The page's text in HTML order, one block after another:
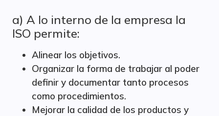
a) A lo interno de la empresa la
ISO permite:
Alinear los objetivos.
Organizar la forma de trabajar al poder
definir y documentar tanto procesos
como procedimientos.
Mejorar la calidad de los productos y